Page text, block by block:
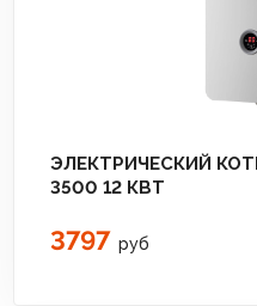
ЭЛЕКТРИЧЕСКИЙ
3500 12 КВТ
3797 руб